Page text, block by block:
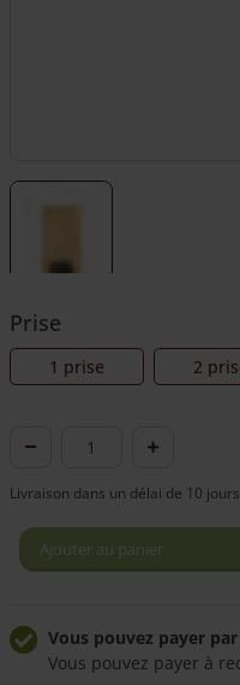
Prise
1 prise 2
quantité
Prise
extérieure
sur
carrée
Bobby
Livraison dans un délai de 10
Ajouter au panier
Vous pouvez payer
Vous pouvez payer à